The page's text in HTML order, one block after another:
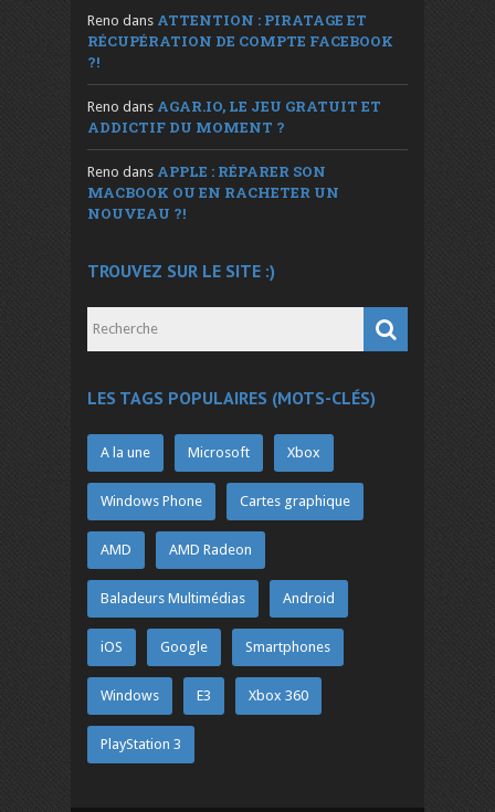
Reno dans ATTENTION : PIRATAGE ET
RÉCUPÉRATION DE COMPTE FACEBOOK
?!
Reno dans AGAR.IO, LE JEU GRATUIT ET
ADDICTIF DU MOMENT ?
Reno dans APPLE : RÉPARER SON
MACBOOK OU EN RACHETER UN
NOUVEAU ?!
TROUVEZ SUR LE SITE :)
LES TAGS POPULAIRES (MOTS-CLÉS)
A la une Microsoft Xbox
Windows Phone Cartes graphique
AMD AMD Radeon
Baladeurs Multimédias Android
iOS Google Smartphones
Windows E3 Xbox 360
PlayStation 3